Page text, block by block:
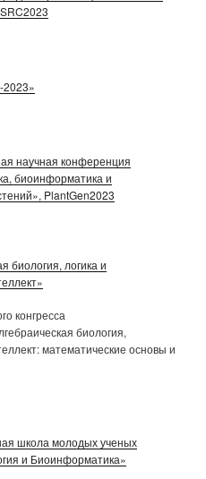
2023»
научная конференция
биоинформатика и
PlantGen2023
биология, логика и
конгресса
биология,
математические основы и
школа молодых ученых
и Биоинформатика»